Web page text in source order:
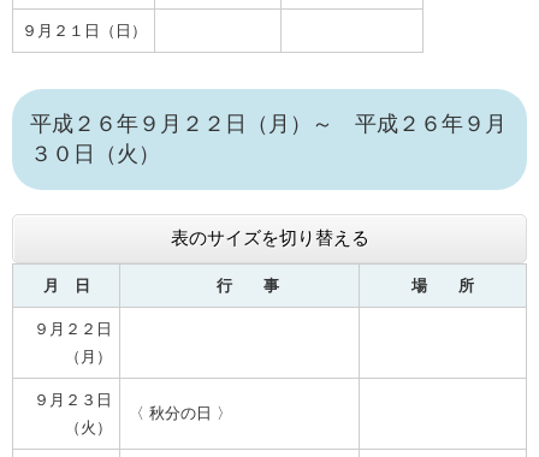
９月２１日（日）
平成２６年９月２２日（月）～ 平成２６年９月
３０日（火）
表のサイズを切り替える
月 日 行 事 場 所
９月２２日
（月）
９月２３日
（火）
〈 秋分の日 〉